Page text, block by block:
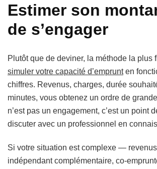
Estimer son
de s’engager
Plutôt que de deviner, la méthode la plus
simuler votre capacité d’emprunten
chiffres. Revenus, charges, durée
minutes, vous obtenez un ordre de
n’est pas un engagement, c’est un point
discuter avec un professionnel en
Si votre situation est complexe —
indépendant complémentaire, co-